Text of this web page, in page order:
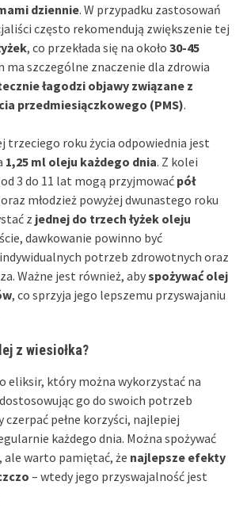
dziennie. W przypadku zastosowań
często rekomendują zwiększenie tej
, co przekłada się na około 30-45
ma szczególne znaczenie dla zdrowia
łagodzi objawy związane z
przedmiesiączkowego (PMS).
trzeciego roku życia odpowiednia jest
1,25 ml oleju każdego dnia. Z kolei
3 do 11 lat mogą przyjmować pół
młodzież powyżej dwunastego roku
z jednej do trzech łyżek oleju
dawkowanie powinno być
potrzeb zdrowotnych oraz
Ważne jest również, abyspożywać olej
, co sprzyja jego lepszemu przyswajaniu
z wiesiołka?
eliksir, który można wykorzystać na
go do swoich potrzeb
czerpać pełne korzyści, najlepiej
każdego dnia. Można spożywać
ale warto pamiętać, że najlepsze efekty
– wtedy jego przyswajalność jest